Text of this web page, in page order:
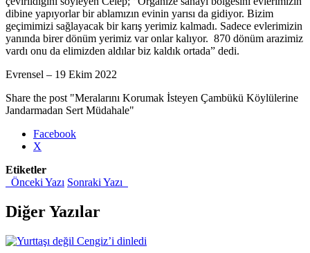
dibine yapıyorlar bir ablamızın evinin yarısı da gidiyor. Bizim
geçimimizi sağlayacak bir karış yerimiz kalmadı. Sadece evlerimizin
yanında birer dönüm yerimiz var onlar kalıyor. 870 dönüm arazimiz
vardı onu da elimizden aldılar biz kaldık ortada” dedi.
Evrensel – 19 Ekim 2022
Share the post "Meralarını Korumak İsteyen Çambükü Köylülerine
Jandarmadan Sert Müdahale"
Facebook
X
Etiketler
Önceki Yazı Sonraki Yazı
Diğer Yazılar